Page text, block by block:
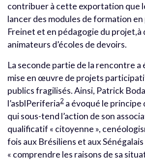
contribuer à cette exportation que
lancer des modules de formation
Freinet et en pédagogie du projet,à
animateurs d’écoles de devoirs.
La seconde partie de la rencontre a
mise en œuvre de projets
publics fragilisés. Ainsi, Patrick
l’asblPeriferia2 a évoqué le principe
qui sous-tend l’action de son
qualificatif « citoyenne »,
fois aux Brésiliens et aux
« comprendre les raisons de sa